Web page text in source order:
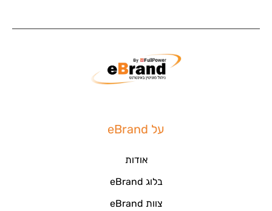
על eBrand
אודות
בלוג eBrand
צוות eBrand